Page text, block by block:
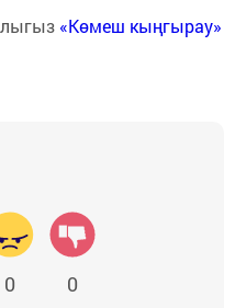
«Көмеш кыңгырау»
0 0